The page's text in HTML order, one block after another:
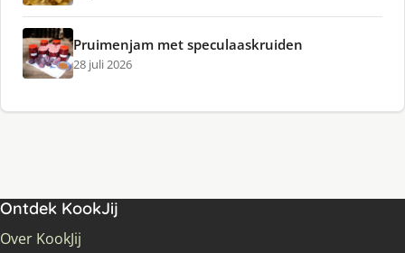
Pruimenjam met speculaaskruiden
28 juli 2026
Ontdek KookJij
Over KookJij